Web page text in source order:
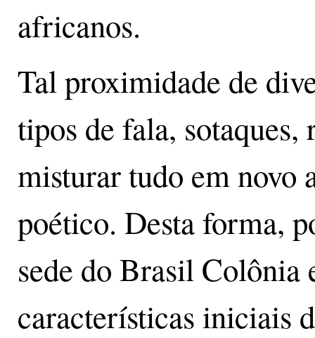
africanos.
Tal proximidade de
tipos de fala,
misturar tudo em novo
poético. Desta forma,
sede do Brasil Colônia
características iniciais